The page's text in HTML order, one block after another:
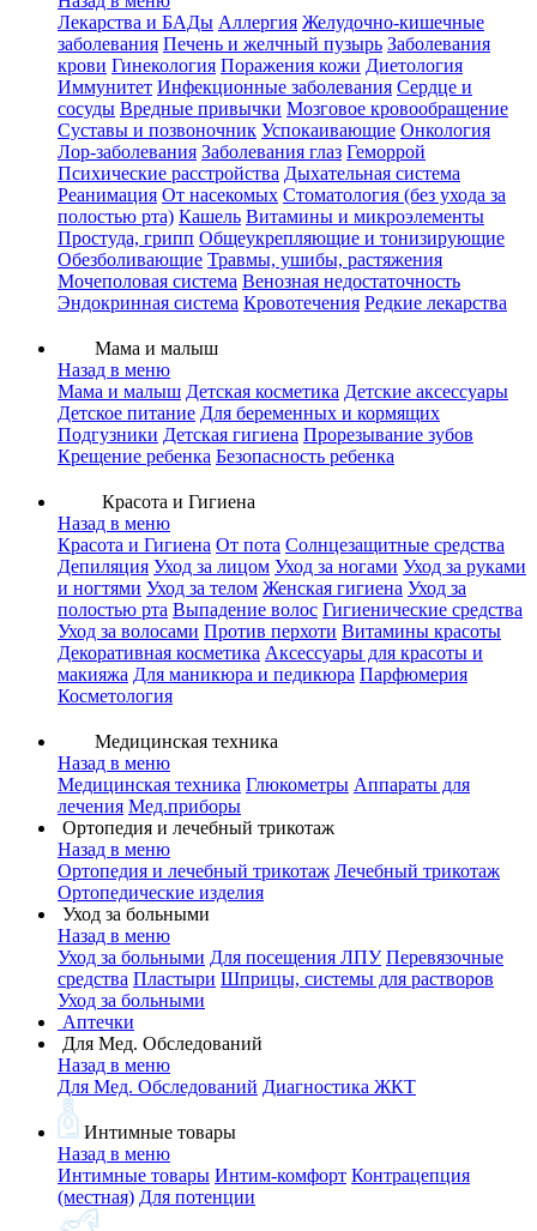
Лекарства и БАДы Аллергия Желудочно-кишечные
заболевания Печень и желчный пузырь Заболевания
крови Гинекология Поражения кожи Диетология
Иммунитет Инфекционные заболевания Сердце и
сосуды Вредные привычки Мозговое кровообращение
Суставы и позвоночник Успокаивающие Онкология
Лор-заболевания Заболевания глаз Геморрой
Психические расстройства Дыхательная система
Реанимация От насекомых Стоматология (без ухода за
полостью рта) Кашель Витамины и микроэлементы
Простуда, грипп Общеукрепляющие и тонизирующие
Обезболивающие Травмы, ушибы, растяжения
Мочеполовая система Венозная недостаточность
Эндокринная система Кровотечения Редкие лекарства
Мама и малыш
Назад в меню
Мама и малыш Детская косметика Детские аксессуары
Детское питание Для беременных и кормящих
Подгузники Детская гигиена Прорезывание зубов
Крещение ребенка Безопасность ребенка
Красота и Гигиена
Назад в меню
Красота и Гигиена От пота Солнцезащитные средства
Депиляция Уход за лицом Уход за ногами Уход за руками
и ногтями Уход за телом Женская гигиена Уход за
полостью рта Выпадение волос Гигиенические средства
Уход за волосами Против перхоти Витамины красоты
Декоративная косметика Аксессуары для красоты и
макияжа Для маникюра и педикюра Парфюмерия
Косметология
Медицинская техника
Назад в меню
Медицинская техника Глюкометры Аппараты для
лечения Мед.приборы
Ортопедия и лечебный трикотаж
Назад в меню
Ортопедия и лечебный трикотаж Лечебный трикотаж
Ортопедические изделия
Уход за больными
Назад в меню
Уход за больными Для посещения ЛПУ Перевязочные
средства Пластыри Шприцы, системы для растворов
Уход за больными
Аптечки
Для Мед. Обследований
Назад в меню
Для Мед. Обследований Диагностика ЖКТ
Интимные товары
Назад в меню
Интимные товары Интим-комфорт Контрацепция
(местная) Для потенции